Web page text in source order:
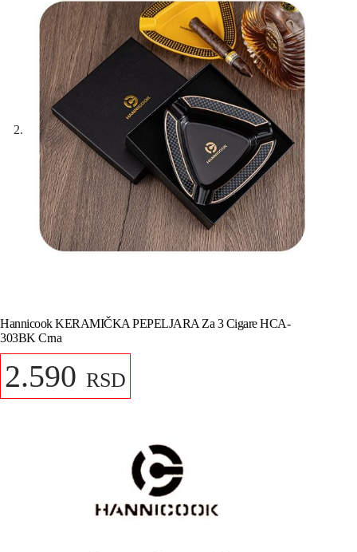
Hannicook KERAMIČKA PEPELJARA Za 3 Cigare HCA-
303BK Crna
2.590 RSD